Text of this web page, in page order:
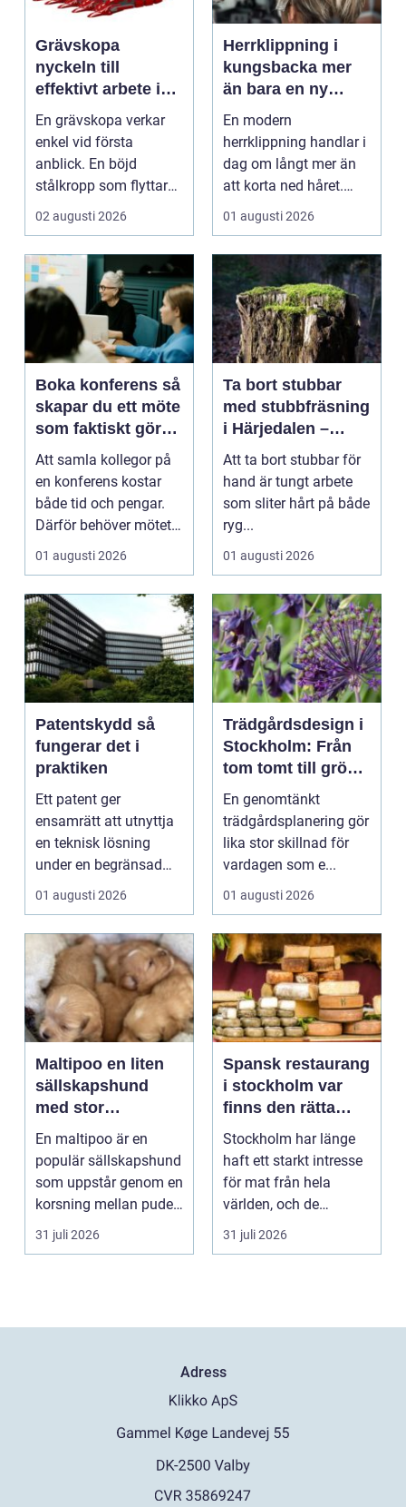
Grävskopa
nyckeln till
effektivt arbete i
mark och material
En grävskopa verkar
enkel vid första
anblick. En böjd
stålkropp som flyttar
jord, sten eller
02 augusti 2026
Herrklippning i
kungsbacka mer
än bara en ny
frisyr
En modern
herrklippning handlar i
dag om långt mer än
att korta ned håret.
Många män vill ha en
01 augusti 2026
Boka konferens så
skapar du ett möte
som faktiskt gör
skillnad
Att samla kollegor på
en konferens kostar
både tid och pengar.
Därför behöver mötet
ge verkligt värd...
01 augusti 2026
Ta bort stubbar
med stubbfräsning
i Härjedalen –
skonsamt och
effektivt
Att ta bort stubbar för
hand är tungt arbete
som sliter hårt på både
ryg...
01 augusti 2026
Patentskydd så
fungerar det i
praktiken
Ett patent ger
ensamrätt att utnyttja
en teknisk lösning
under en begränsad
tid, oftast 20 år. Rätt ...
01 augusti 2026
Trädgårdsdesign i
Stockholm: Från
tom tomt till grön
oas
En genomtänkt
trädgårdsplanering gör
lika stor skillnad för
vardagen som e...
01 augusti 2026
Maltipoo en liten
sällskapshund
med stor
personlighet
En maltipoo är en
populär sällskapshund
som uppstår genom en
korsning mellan pudel
och malteser. Kom...
31 juli 2026
Spansk restaurang
i stockholm var
finns den rätta
smaken av
spanien?
Stockholm har länge
haft ett starkt intresse
för mat från hela
världen, och de
senaste åren har
31 juli 2026
Adress